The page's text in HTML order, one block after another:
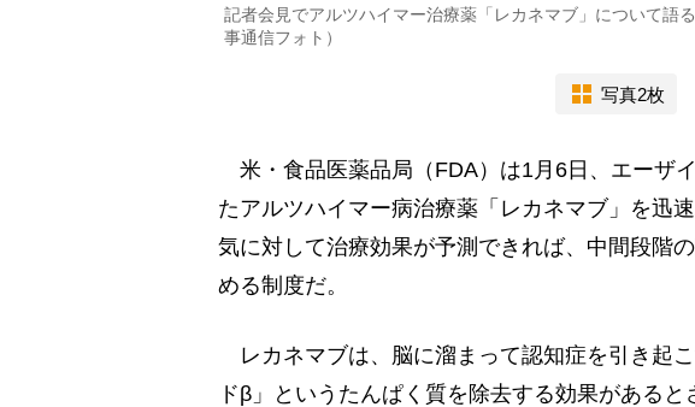
記者会見でアルツハイマー治療薬「レカネマブ」について語
事通信フォト）
写真2枚
米・食品医薬品局（FDA）は1月6日、エーザ
たアルツハイマー病治療薬「レカネマブ」を迅
気に対して治療効果が予測できれば、中間段階
める制度だ。
レカネマブは、脳に溜まって認知症を引き起
ドβ」というたんぱく質を除去する効果がある